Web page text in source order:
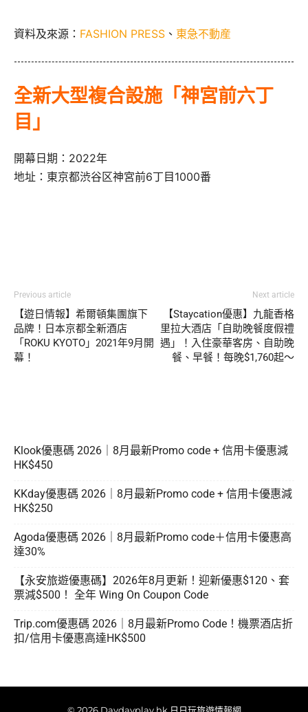
資料及來源： FASHION PRESS 、 東急不動産
全新大型複合設施「神宮前六丁
目」
開幕日期：2022年
地址：東京都渋谷区神宮前6丁目1000番
Previous article
【遊日情報】希爾頓集團旗下
品牌！日本京都全新酒店
「ROKU KYOTO」2021年9月開
幕！
Next article
【Staycation優惠】九龍香格
里拉大酒店「自助晚餐度假禮
遇」！入住豪華客房、自助晚
餐、早餐！每晚$1,760起～
Klook優惠碼 2026｜8月最新Promo code + 信用卡優惠減
HK$450
KKday優惠碼 2026｜8月最新Promo code + 信用卡優惠減
HK$250
Agoda優惠碼 2026｜8月最新Promo code＋信用卡優惠高
達30%
【永安旅遊優惠碼】2026年8月更新！迎新優惠$120、套
票減$500！ 全年 Wing On Coupon Code
Trip.com優惠碼 2026｜8月最新Promo Code！機票酒店折
扣/信用卡優惠高達HK$500